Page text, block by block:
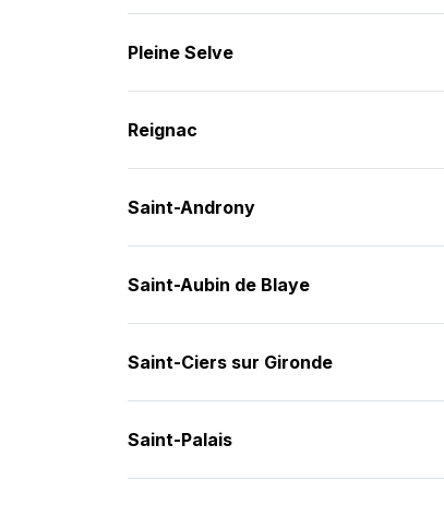
Pleine Selve
Reignac
Saint-Androny
Saint-Aubin de Blaye
Saint-Ciers sur Gironde
Saint-Palais